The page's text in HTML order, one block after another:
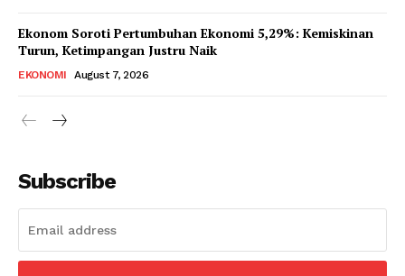
Ekonom Soroti Pertumbuhan Ekonomi 5,29%: Kemiskinan
Turun, Ketimpangan Justru Naik
EKONOMI August 7, 2026
Subscribe